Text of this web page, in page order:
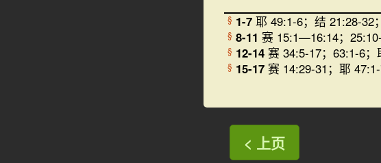
§ 1-7 耶 49:1-6；结 21:28-32
§ 8-11 赛 15:1—16:14；
§ 12-14 赛 34:5-17；63:1-6
§ 15-17 赛 14:29-31；耶
< 上页